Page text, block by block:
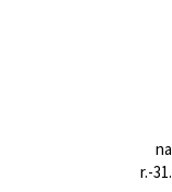
r.-